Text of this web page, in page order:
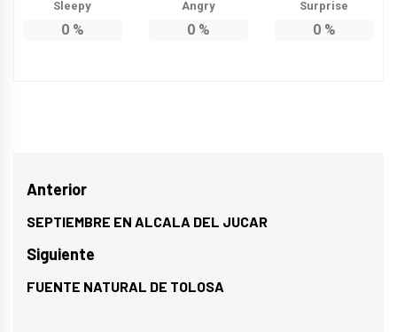
Sleepy
0%
Angry
0%
Surprise
0%
Navegación
de
entradas
Anterior
Entrada
anterior:
SEPTIEMBRE EN ALCALA DEL JUCAR
Siguiente
Entrada
FUENTE NATURAL DE TOLOSA